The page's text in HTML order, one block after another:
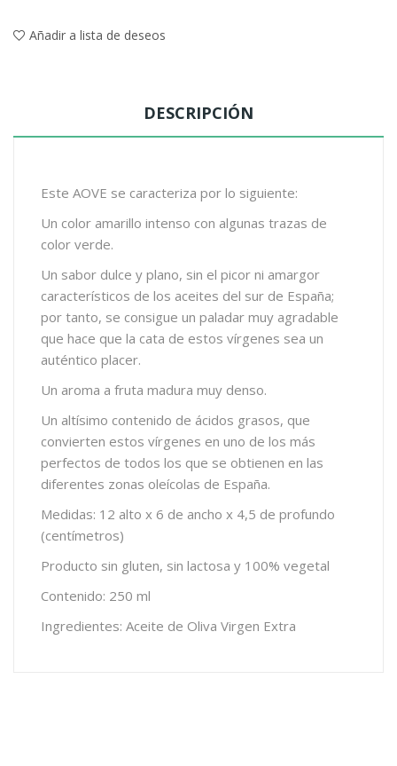
Añadir a lista de deseos
DESCRIPCIÓN
Este AOVE se caracteriza por lo siguiente:
Un color amarillo intenso con algunas trazas de
color verde.
Un sabor dulce y plano, sin el picor ni amargor
característicos de los aceites del sur de España;
por tanto, se consigue un paladar muy agradable
que hace que la cata de estos vírgenes sea un
auténtico placer.
Un aroma a fruta madura muy denso.
Un altísimo contenido de ácidos grasos, que
convierten estos vírgenes en uno de los más
perfectos de todos los que se obtienen en las
diferentes zonas oleícolas de España.
Medidas: 12 alto x 6 de ancho x 4,5 de profundo
(centímetros)
Producto sin gluten, sin lactosa y 100% vegetal
Contenido: 250 ml
Ingredientes: Aceite de Oliva Virgen Extra